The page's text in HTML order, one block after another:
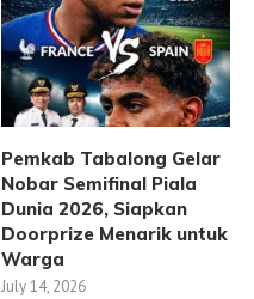
Pemkab Tabalong Gelar
Nobar Semifinal Piala
Dunia 2026, Siapkan
Doorprize Menarik untuk
Warga
July 14, 2026